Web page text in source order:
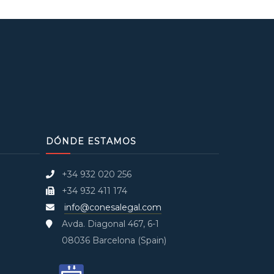
DÓNDE ESTAMOS
+34 932 020 256
+34 932 411 174
info@conesalegal.com
Avda. Diagonal 467, 6-1
08036 Barcelona (Spain)